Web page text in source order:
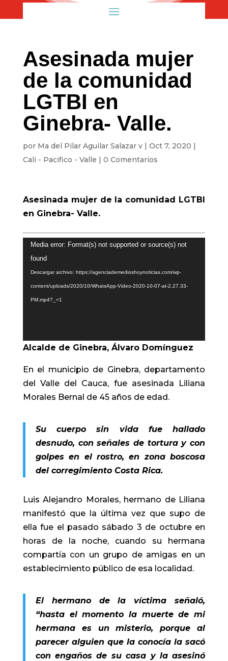
Asesinada mujer
de la comunidad
LGTBI en
Ginebra- Valle.
por Ma del Pilar Aguilar Salazar v| Oct 7, 2020 |
Cali - Pacifico - Valle | 0 Comentarios
Asesinada mujer de la comunidad LGTBI
en Ginebra- Valle.
Reproductor
de
vídeo
Media error: Format(s) not supported or source(s) not
found
Descargar archivo: https://agenciademedioshoynoticias.com/wp-
content/uploads/2020/10/WhatsApp-Video-2020-10-07-at-2.27.33-
PM.mp4?_=1
Alcalde de Ginebra, Álvaro Domínguez
En el municipio de Ginebra, departamento
del Valle del Cauca, fue asesinada Liliana
Morales Bernal de 45 años de edad.
Su cuerpo sin vida fue hallado
desnudo, con señales de tortura y con
golpes en el rostro, en zona boscosa
del corregimiento Costa Rica.
Luis Alejandro Morales, hermano de Liliana
manifestó que la última vez que supo de
ella fue el pasado sábado 3 de octubre en
horas de la noche, cuando su hermana
compartía con un grupo de amigas en un
establecimiento público de esa localidad.
El hermano de la víctima señaló,
“hasta el momento la muerte de mi
hermana es un misterio, porque al
parecer alguien que la conocía la sacó
con engaños de su casa y la asesinó